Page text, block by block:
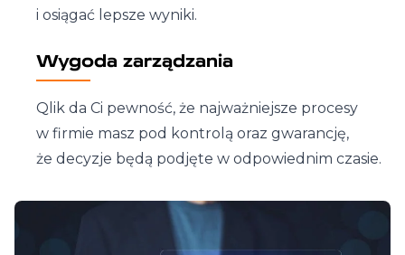
i osiągać lepsze wyniki.
Wygoda zarządzania
Qlik da Ci pewność, że najważniejsze procesy
w firmie masz pod kontrolą oraz gwarancję,
że decyzje będą podjęte w odpowiednim czasie.